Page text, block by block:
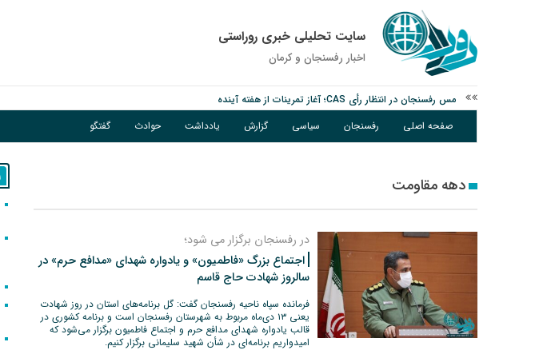
سایت تحلیلی خبری روراستی
اخبار رفسنجان و كرمان
مس رفسنجان در انتظار رأی CAS؛ آغاز تمرینات از هفته آینده
پیام رئیس کل دادگستری استان کرمان به مناسبت ۱۷ مردادماه سالروز شهادت شهید صارمی و روز خبرنگار
نانوایی های نوق زیر ذره بین معاون توسعه
صفحه اصلی رفسنجان سیاسی گزارش یادداشت حوادث گفتگو
دهه مقاومت
در رفسنجان برگزار می شود؛
اجتماع بزرگ «فاطمیون» و یادواره شهدای «مدافع حرم» در
سالروز شهادت حاج قاسم
فرمانده سپاه ناحیه رفسنجان گفت: گل برنامه‌های استان در روز شهادت
یعنی ۱۳ دی‌ماه مربوط به شهرستان رفسنجان است و برنامه کشوری در
قالب یادواره شهدای مدافع حرم و اجتماع فاطمیون برگزار می‌شود که
امیدواریم برنامه‌ای در شأن شهید سلیمانی برگزار کنیم.